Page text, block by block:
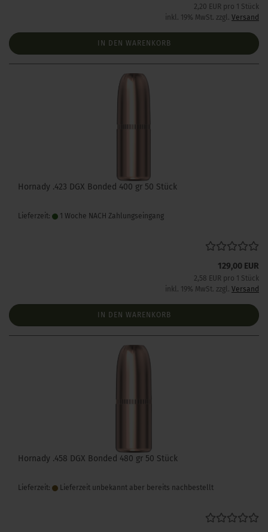
2,20 EUR pro 1 Stück
inkl. 19% MwSt. zzgl. Versand
IN DEN WARENKORB
Hornady .423 DGX Bonded 400 gr 50 Stück
Lieferzeit: 1 Woche NACH Zahlungseingang
129,00 EUR
2,58 EUR pro 1 Stück
inkl. 19% MwSt. zzgl. Versand
IN DEN WARENKORB
Hornady .458 DGX Bonded 480 gr 50 Stück
Lieferzeit: Lieferzeit unbekannt aber bereits nachbestellt